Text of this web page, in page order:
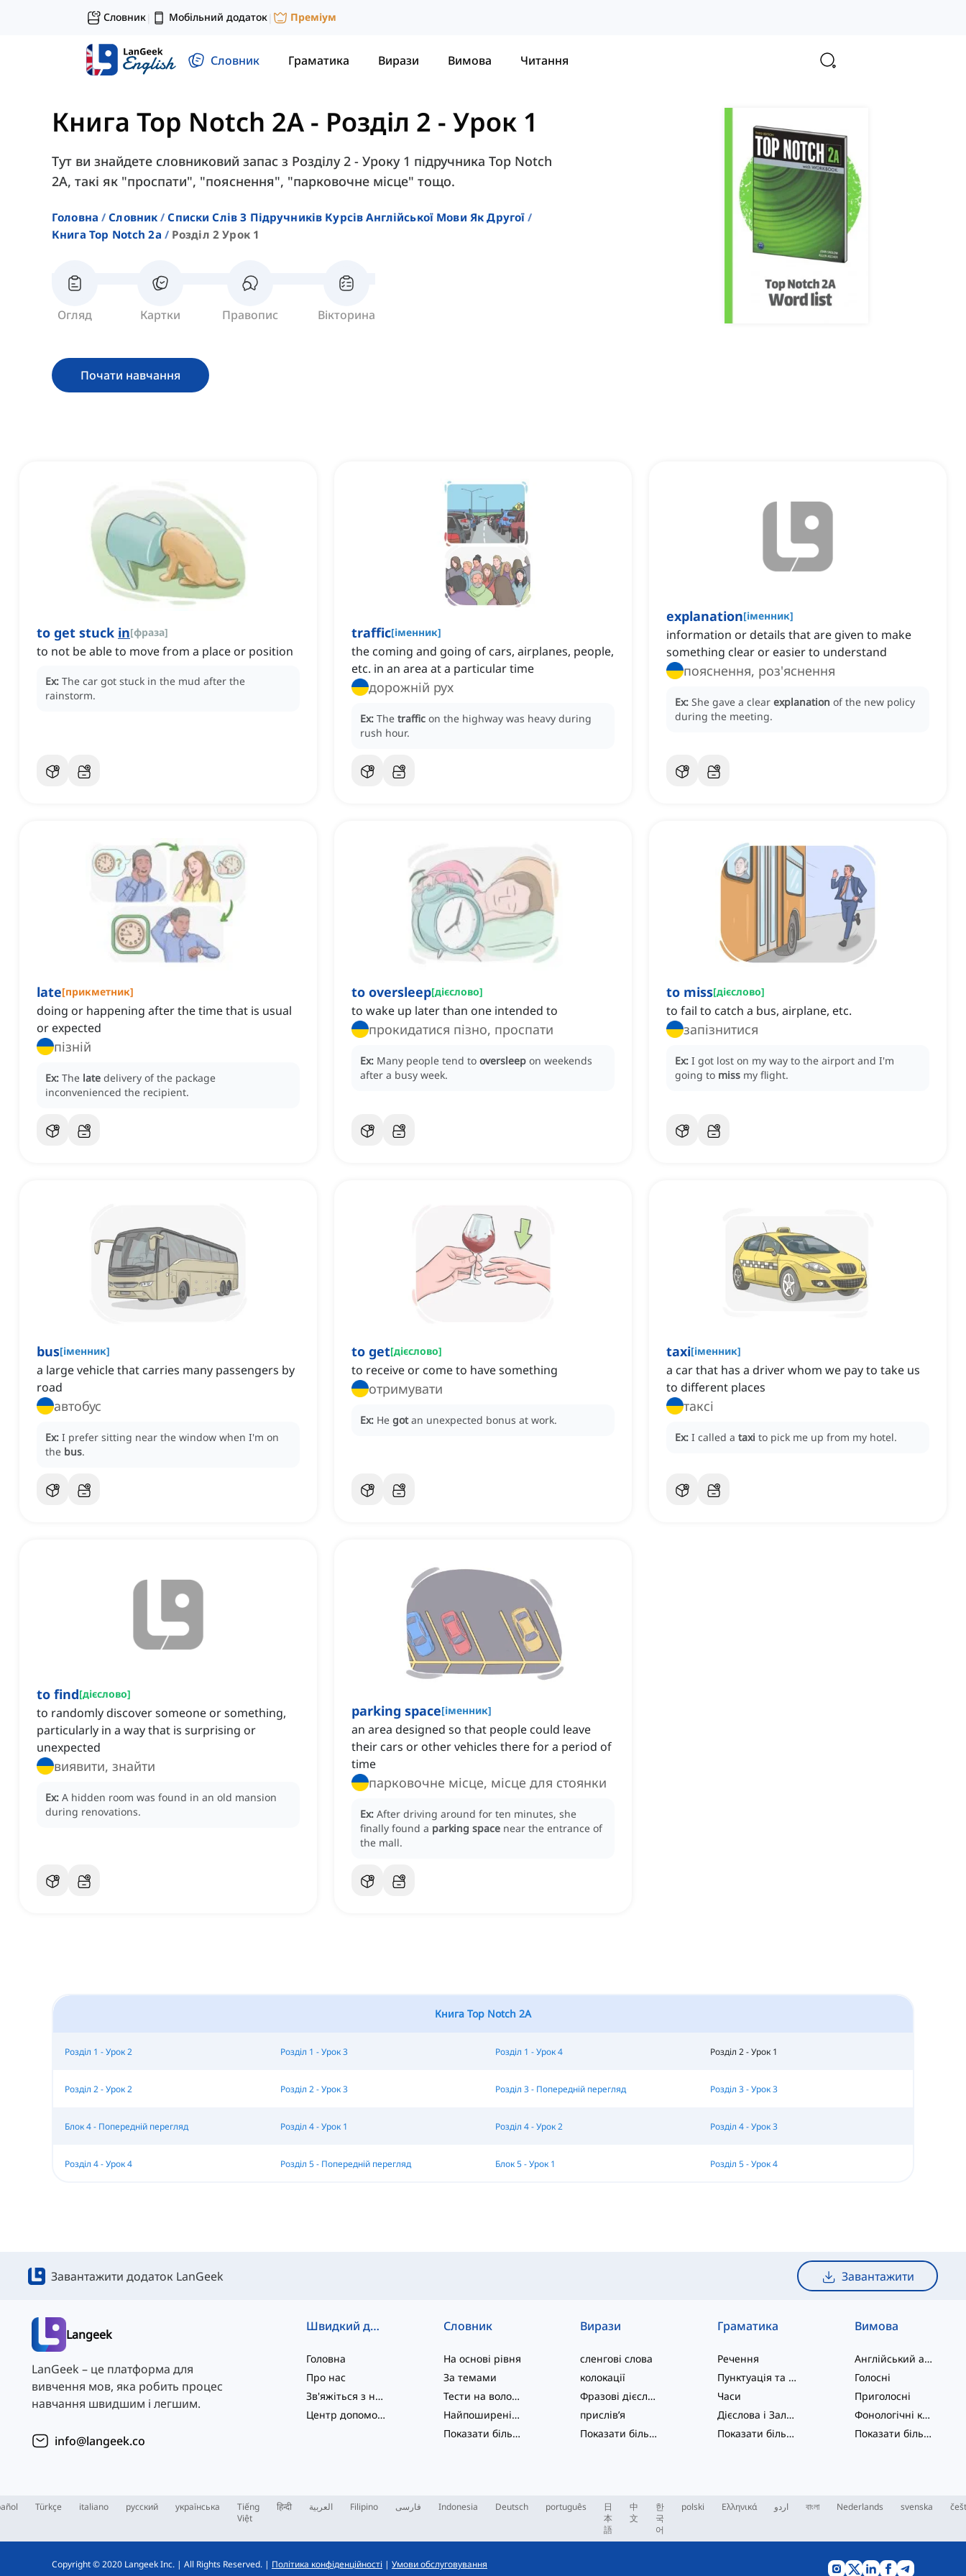
Словник| Мобільний додаток| Преміум
Словник Граматика Вирази Вимова Читання
Книга Top Notch 2A - Розділ 2 - Урок 1
Тут ви знайдете словниковий запас з Розділу 2 - Уроку 1 підручника Top Notch
2A, такі як "проспати", "пояснення", "парковочне місце" тощо.
Головна Словник
Списки Слів З Підручників Курсів Англійської Мови Як Другої
Книга Top Notch 2a
Розділ 2 Урок 1
Огляд Картки Правопис Вікторина
Почати навчання
to get stuck in[фраза]
to not be able to move from a place or position
Ex: The car got stuck in the mud after the
rainstorm.
traffic[іменник]
the coming and going of cars, airplanes, people,
etc. in an area at a particular time
дорожній рух
Ex: The traffic on the highway was heavy during
rush hour.
explanation[іменник]
information or details that are given to make
something clear or easier to understand
пояснення, роз'яснення
Ex: She gave a clear explanation of the new policy
during the meeting.
late[прикметник]
doing or happening after the time that is usual
or expected
пізній
Ex: The late delivery of the package
inconvenienced the recipient.
to oversleep[дієслово]
to wake up later than one intended to
прокидатися пізно, проспати
Ex: Many people tend to oversleep on weekends
after a busy week.
to miss[дієслово]
to fail to catch a bus, airplane, etc.
запізнитися
Ex: I got lost on my way to the airport and I'm
going to miss my flight.
bus[іменник]
a large vehicle that carries many passengers by
road
автобус
Ex: I prefer sitting near the window when I'm on
the bus.
to get[дієслово]
to receive or come to have something
отримувати
Ex: He got an unexpected bonus at work.
taxi[іменник]
a car that has a driver whom we pay to take us
to different places
таксі
Ex: I called a taxi to pick me up from my hotel.
to find[дієслово]
to randomly discover someone or something,
particularly in a way that is surprising or
unexpected
виявити, знайти
Ex: A hidden room was found in an old mansion
during renovations.
parking space[іменник]
an area designed so that people could leave
their cars or other vehicles there for a period of
time
парковочне місце, місце для стоянки
Ex: After driving around for ten minutes, she
finally found a parking space near the entrance of
the mall.
Книга Top Notch 2A
Розділ 1 - Урок 2 Розділ 1 - Урок 3 Розділ 1 - Урок 4 Розділ 2 - Урок 1
Розділ 2 - Урок 2 Розділ 2 - Урок 3 Розділ 3 - Попередній перегляд Розділ 3 - Урок 3
Блок 4 - Попередній перегляд Розділ 4 - Урок 1 Розділ 4 - Урок 2 Розділ 4 - Урок 3
Розділ 4 - Урок 4 Розділ 5 - Попередній перегляд Блок 5 - Урок 1 Розділ 5 - Урок 4
Завантажити додаток LanGeek Завантажити
Langeek
LanGeek – це платформа для
вивчення мов, яка робить процес
навчання швидшим і легшим.
info@langeek.co
Швидкий доступ
Головна
Про нас
Зв'яжіться з нами
Центр допомоги
Словник
На основі рівня
За темами
Тести на володіння мовою
Найпоширеніші
Показати більше
Вирази
сленгові слова
колокації
Фразові дієслова
прислів’я
Показати більше
Граматика
Речення
Пунктуація та Орфографія
Часи
Дієслова і Залоги
Показати більше
Вимова
Англійський алфавіт
Голосні
Приголосні
Фонологічні концепції
Показати більше
Türkçe italiano русский українська
Tiếng
Việt
हिन्दी العربية Filipino فارسی Indonesia Deutsch português
日
本
語
中
文
한
국
어
polski Ελληνικά اردو বাংলা Nederlands svenska
Copyright © 2020 Langeek Inc. | All Rights Reserved. | Політика конфіденційності | Умови обслуговування